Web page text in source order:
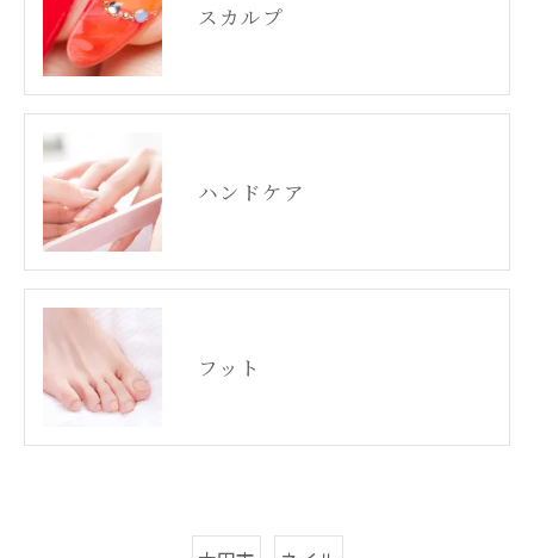
スカルプ
ハンドケア
フット